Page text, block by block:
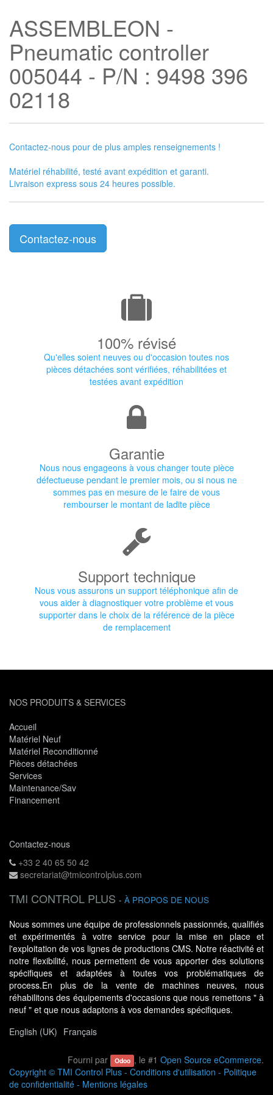
ASSEMBLEON -
Pneumatic controller
005044 - P/N : 9498 396
02118
Contactez-nous pour de plus amples renseignements !
Matériel réhabilité, testé avant expédition et garanti.
Livraison express sous 24 heures possible.
Contactez-nous
100% révisé
Qu'elles soient neuves ou d'occasion toutes nos
pièces détachées sont vérifiées, réhabilitées et
testées avant expédition
Garantie
Nous nous engageons à vous changer toute pièce
défectueuse pendant le premier mois, ou si nous ne
sommes pas en mesure de le faire de vous
rembourser le montant de ladite pièce
Support technique
Nous vous assurons un support téléphonique afin de
vous aider à diagnostiquer votre problème et vous
supporter dans le choix de la référence de la pièce
de remplacement
NOS PRODUITS & SERVICES
Accueil
Matériel Neuf
Matériel Reconditionné
Pièces détachées
Services
Maintenance/Sav
Financement
Contactez-nous
+33 2 40 65 50 42
secretariat@tmicontrolplus.com
TMI CONTROL PLUS - À PROPOS DE NOUS
Nous sommes une équipe de professionnels passionnés, qualifiés
et expérimentés à votre service pour la mise en place et
l'exploitation de vos lignes de productions CMS. Notre réactivité et
notre flexibilité, nous permettent de vous apporter des solutions
spécifiques et adaptées à toutes vos problématiques de
process.En plus de la vente de machines neuves, nous
réhabilitons des équipements d'occasions que nous remettons " à
neuf " et que nous adaptons à vos demandes spécifiques.
English (UK) Français
Fourni par Odoo , le #1 Open Source eCommerce.
Copyright © TMI Control Plus - Conditions d'utilisation - Politique
de confidentialité - Mentions légales